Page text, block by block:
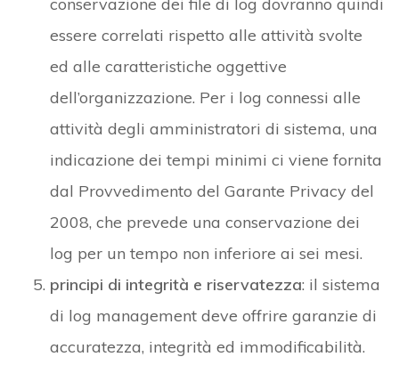
essere correlati rispetto alle attività svolte
ed alle caratteristiche oggettive
dell’organizzazione. Per i log connessi alle
attività degli amministratori di sistema, una
indicazione dei tempi minimi ci viene fornita
dal Provvedimento del Garante Privacy del
2008, che prevede una conservazione dei
log per un tempo non inferiore ai sei mesi.
principi di integrità e riservatezza: il sistema
di log management deve offrire garanzie di
accuratezza, integrità ed immodificabilità.